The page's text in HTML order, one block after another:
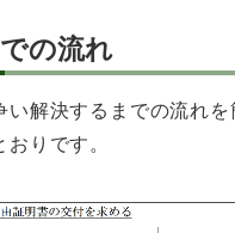
の流れ
い解決するまでの流れを
おりです。